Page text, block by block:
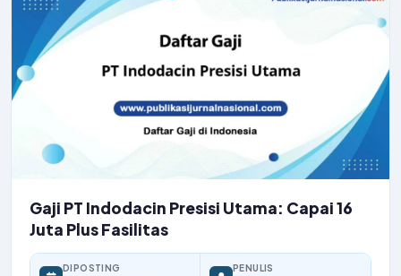
Gaji PT Indodacin Presisi Utama: Capai 16
Juta Plus Fasilitas
DIPOSTING PENULIS